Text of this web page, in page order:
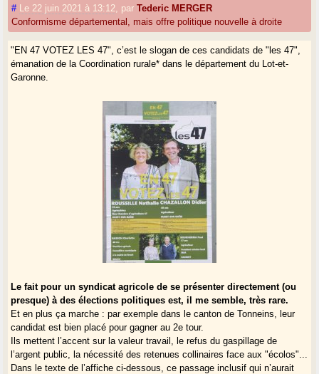
# Le 22 juin 2021 à 13:12 parTederic MERGER
Conformisme départemental, mais offre politique nouvelle à droite
"EN 47 VOTEZ LES 47", c’est le slogan de ces candidats de "les 47",
émanation de la Coordination rurale* dans le département du Lot-et-
Garonne.
Le fait pour un syndicat agricole de se présenter directement (ou
presque) à des élections politiques est, il me semble, très rare.
Et en plus ça marche : par exemple dans le canton de Tonneins, leur
candidat est bien placé pour gagner au 2e tour.
Ils mettent l’accent sur la valeur travail, le refus du gaspillage de
l’argent public, la nécessité des retenues collinaires face aux "écolos"...
Dans le texte de l’affiche ci-dessous, ce passage inclusif qui n’aurait